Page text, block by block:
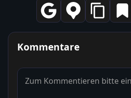
Kommentare